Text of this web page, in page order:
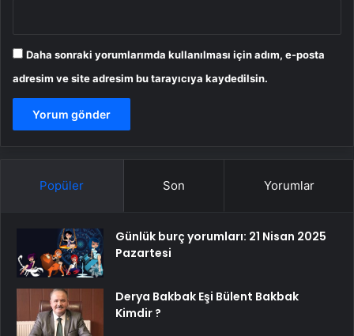
Daha sonraki yorumlarımda kullanılması için adım, e-posta
adresim ve site adresim bu tarayıcıya kaydedilsin.
Popüler Son Yorumlar
Günlük burç yorumları: 21 Nisan 2025
Pazartesi
Derya Bakbak Eşi Bülent Bakbak
Kimdir ?